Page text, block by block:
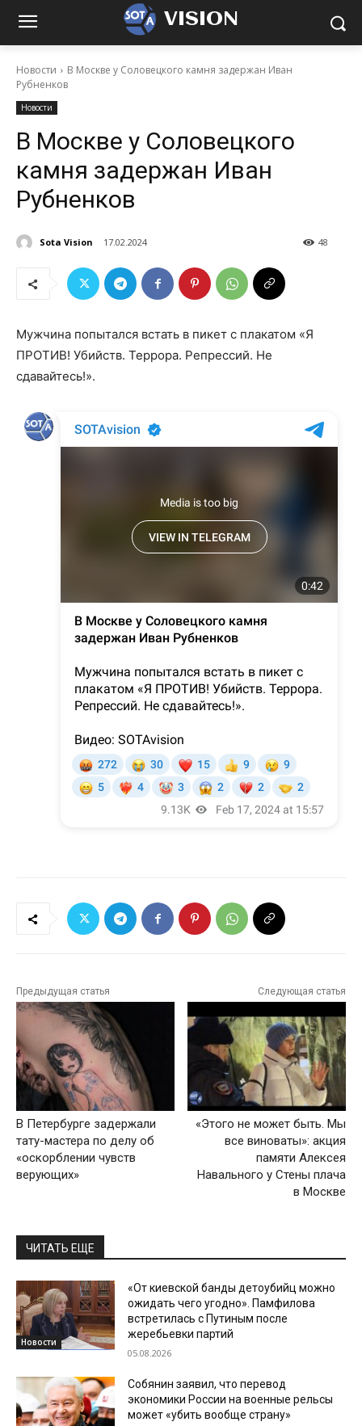
VISION
Новости
В Москве у Соловецкого камня задержан Иван
Рубненков
Новости
В Москве у Соловецкого
камня задержан Иван
Рубненков
Sota Vision 17.02.2024 48
Мужчина попытался встать в пикет с плакатом «Я
ПРОТИВ! Убийств. Террора. Репрессий. Не
сдавайтесь!».
Предыдущая статья
В Петербурге задержали
тату-мастера по делу об
«оскорблении чувств
верующих»
Следующая статья
«Этого не может быть. Мы
все виноваты»: акция
памяти Алексея
Навального у Стены плача
в Москве
ЧИТАТЬ ЕЩЕ
Новости
«От киевской банды детоубийц можно
ожидать чего угодно». Памфилова
встретилась с Путиным после
жеребьевки партий
05.08.2026
Собянин заявил, что перевод
экономики России на военные рельсы
может «убить вообще страну»